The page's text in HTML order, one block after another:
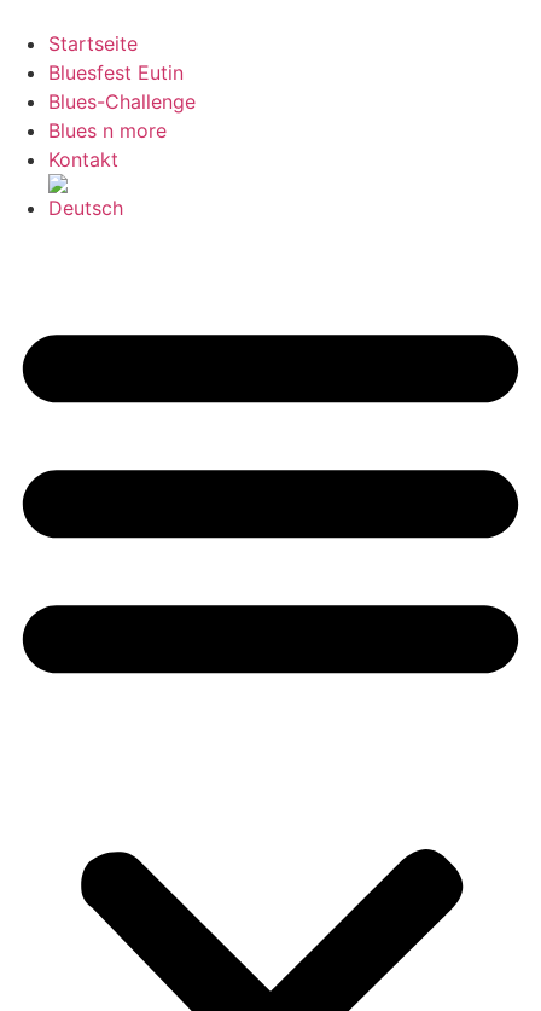
Inhalt
springen
Startseite
Bluesfest Eutin
Blues-Challenge
Blues n more
Kontakt